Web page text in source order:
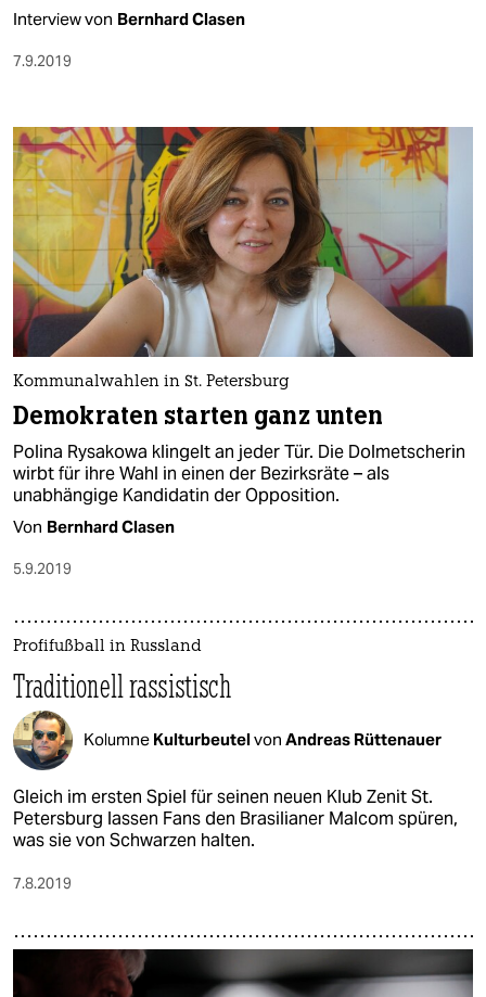
Interview von Bernhard Clasen
7.9.2019
Kommunalwahlen in St. Petersburg
Demokraten starten ganz unten
Polina Rysakowa klingelt an jeder Tür. Die Dolmetscherin
wirbt für ihre Wahl in einen der Bezirksräte – als
unabhängige Kandidatin der Opposition.
Von Bernhard Clasen
5.9.2019
Profifußball in Russland
Traditionell rassistisch
Kolumne Kulturbeutelvon Andreas Rüttenauer
Gleich im ersten Spiel für seinen neuen Klub Zenit St.
Petersburg lassen Fans den Brasilianer Malcom spüren,
was sie von Schwarzen halten.
7.8.2019